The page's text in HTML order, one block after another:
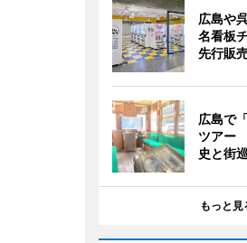
広島や
名看板
先行販
広島で
ツアー
史と街
もっと見